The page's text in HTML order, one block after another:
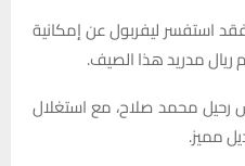
استفسر ليفربول عن إمكانية
ريال مدريد هذا الصيف.
رحيل محمد صلاح، مع استغلال
مميز.